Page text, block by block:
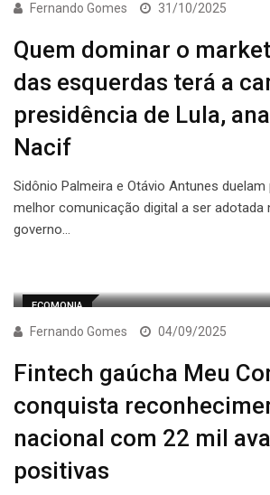
Fernando Gomes 31/10/2025
Quem dominar o
das esquerdas terá a
presidência de Lula,
Nacif
Sidônio Palmeira e Otávio Antunes
melhor comunicação digital a ser adotada
governo…
ECOMONIA
Fernando Gomes 04/09/2025
Fintech gaúcha Meu
conquista
nacional com 22 mil
positivas